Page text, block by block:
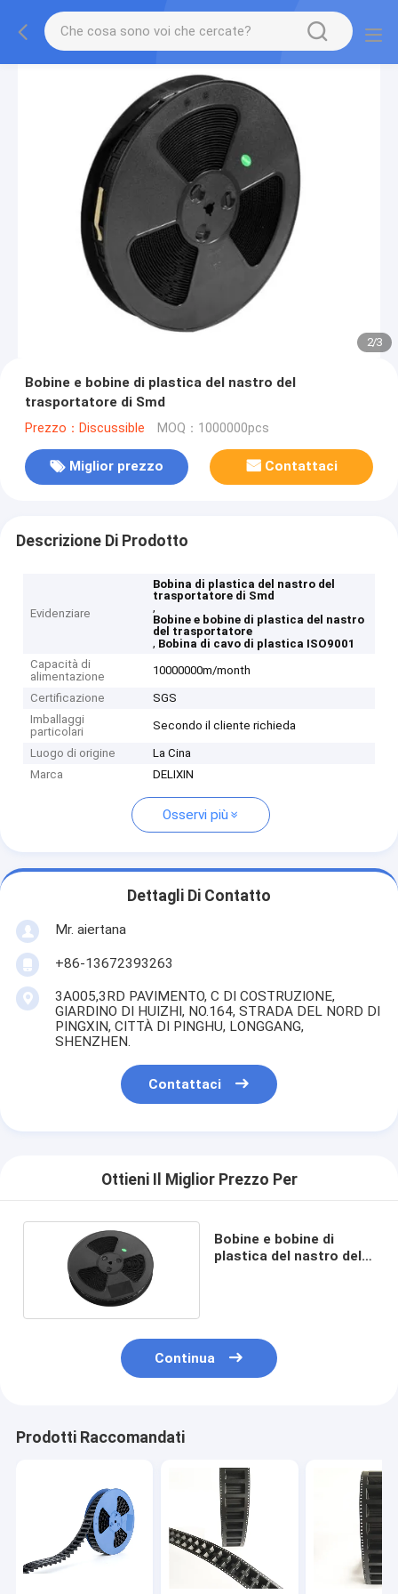
2/3
Bobine e bobine di plastica del nastro del
trasportatore di Smd
Prezzo：Discussible MOQ：1000000pcs
Miglior prezzo Contattaci
Descrizione Di Prodotto
Evidenziare
Bobina di plastica del nastro del
trasportatore di Smd
,
Bobine e bobine di plastica del nastro
del trasportatore
, Bobina di cavo di plastica ISO9001
Capacità di
alimentazione
10000000m/month
Certificazione
SGS
Imballaggi
particolari
Secondo il cliente richieda
Luogo di origine
La Cina
Marca
DELIXIN
Osservi più
Dettagli Di Contatto
Mr. aiertana
+86-13672393263
3A005,3RD PAVIMENTO, C DI COSTRUZIONE,
GIARDINO DI HUIZHI, NO.164, STRADA DEL NORD DI
PINGXIN, CITTÀ DI PINGHU, LONGGANG,
SHENZHEN.
Contattaci
Ottieni Il Miglior Prezzo Per
Bobine e bobine di
plastica del nastro del
Continua
Prodotti Raccomandati